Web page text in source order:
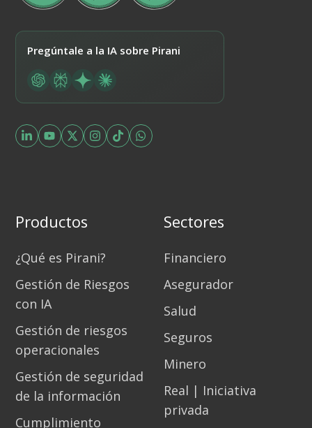
Pregúntale a la IA sobre Pirani
Productos
¿Qué es Pirani?
Gestión de Riesgos
con IA
Gestión de riesgos
operacionales
Gestión de seguridad
de la información
Cumplimiento
Sectores
Financiero
Asegurador
Salud
Seguros
Minero
Real | Iniciativa
privada